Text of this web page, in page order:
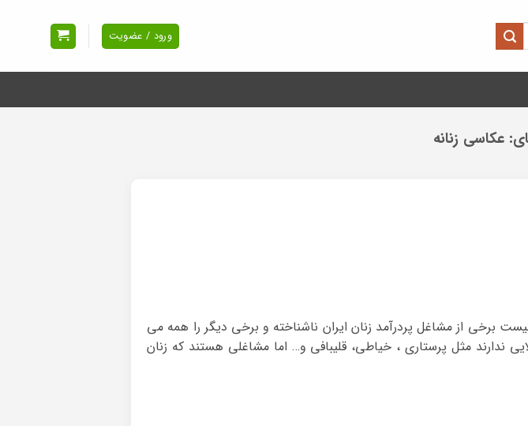
ورود / عضویت
عکاسی زنانه
برخی از مشاغل پردرآمد زنان ایران ناشناخته و برخی دیگر را همه می
ندارند مثل پرستاری ، خیاطی، قلیبافی و… اما مشاغلی هستند که زنان